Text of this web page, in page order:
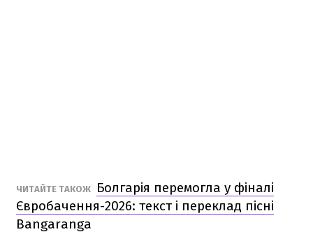
ЧИТАЙТЕ ТАКОЖ
Болгарія перемогла у фіналі
Євробачення-2026: текст і переклад пісні
Bangaranga